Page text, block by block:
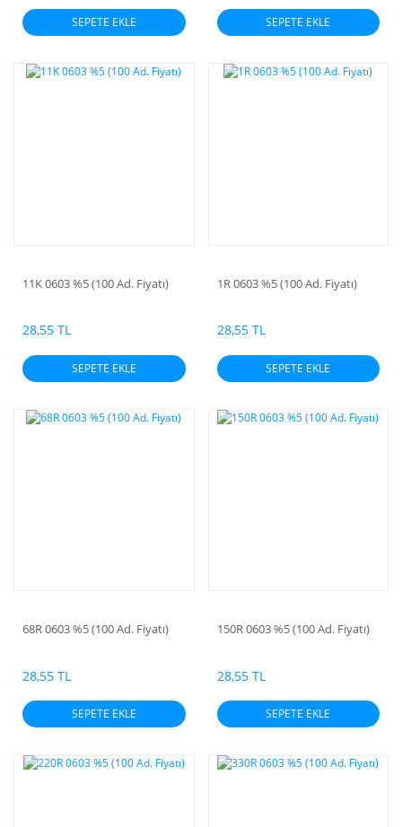
SEPETE EKLE SEPETE EKLE
11K 0603 %5 (100 Ad. Fiyatı)
28,55 TL
SEPETE EKLE
1R 0603 %5 (100 Ad. Fiyatı)
28,55 TL
SEPETE EKLE
68R 0603 %5 (100 Ad. Fiyatı)
28,55 TL
SEPETE EKLE
150R 0603 %5 (100 Ad. Fiyatı)
28,55 TL
SEPETE EKLE